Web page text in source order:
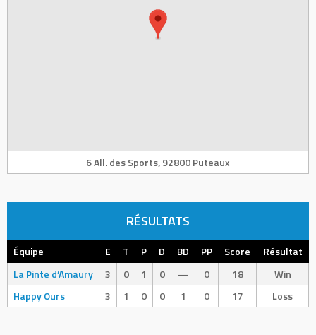
6 All. des Sports, 92800 Puteaux
RÉSULTATS
Équipe E T P D BD PP Score
Résultat
La Pinte d’Amaury
3 0 1 0 — 0 18
Win
Happy Ours
3 1 0 0 1 0 17 Loss